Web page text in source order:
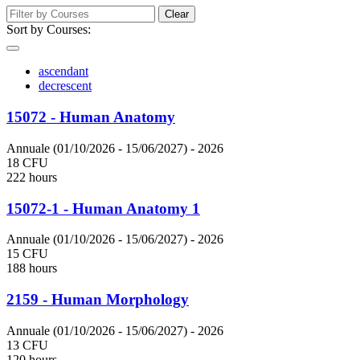
Clear
Sort by Courses:
ascendant
decrescent
15072 - Human Anatomy
Annuale (01/10/2026 - 15/06/2027) - 2026
18 CFU
222 hours
15072-1 - Human Anatomy 1
Annuale (01/10/2026 - 15/06/2027) - 2026
15 CFU
188 hours
2159 - Human Morphology
Annuale (01/10/2026 - 15/06/2027) - 2026
13 CFU